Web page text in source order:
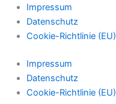
Impressum
Datenschutz
Cookie-Richtlinie (EU)
Impressum
Datenschutz
Cookie-Richtlinie (EU)